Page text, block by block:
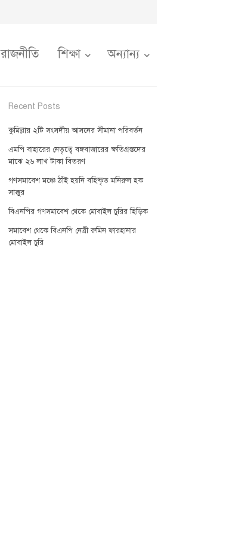
রাজনীতি শিক্ষা অন্যান্য
Recent Posts
কুমিল্লায় ২টি সংসদীয় আসনের সীমানা পরিবর্তন
এমপি বাহারের নেতৃত্বে বঙ্গবাজারের ক্ষতিগ্রস্তদের
মাঝে ২৬ লাখ টাকা বিতরণ
গণসমাবেশ মঞ্চে ঠাঁই হয়নি বহিষ্কৃত মনিরুল হক
সাক্কুর
বিএনপির গণসমাবেশ থেকে মোবাইল চুরির হিড়িক
সমাবেশ থেকে বিএনপি নেত্রী রুমিন ফারহানার
মোবাইল চুরি